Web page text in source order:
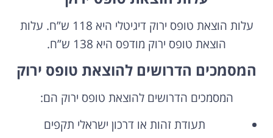
עלות הוצאת טופס ירוק דיגיטלי היא 118 ש”ח. עלות
הוצאת טופס ירוק מודפס היא 138 ש”ח.
המסמכים הדרושים להוצאת טופס ירוק
תעודת זהות או דרכון ישראלי תקפים
תמונה פספורט